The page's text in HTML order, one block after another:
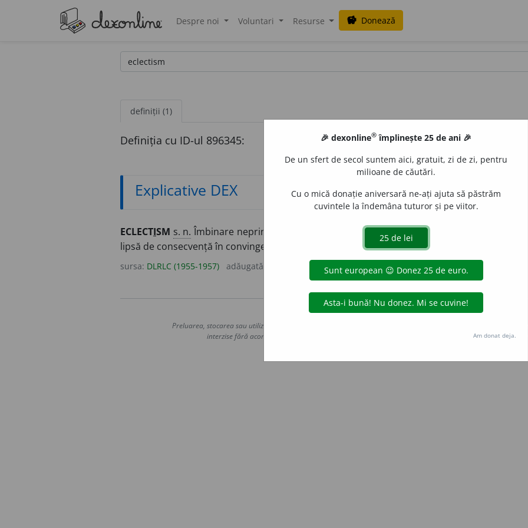
Despre noi Voluntari Resurse savings Donează
definiții (1)
Definiția cu ID-ul 896345:
Explicative DEX
ECLECTISM s. n. Îmbinare neprincipială, mecanică a unor puncte de vedere sau concepții
lipsă de consecvență în convingeri, în teorii.
sursa: DLRLC (1955-1957) adăugată de LauraGellner acțiuni
Copyright © 2004-2026 dexonline (https://dexonline.ro)
Preluarea, stocarea sau utilizarea datelor de pe acest site, inclusiv prin orice metode de extragere automată
interzise fără acordul nostru prealabil scris, cu excepția seturilor de date oferite oficial spre utilizare
🎉 dexonline® împlinește 25 de ani 🎉
De un sfert de secol suntem aici, gratuit, zi de zi, pentru
milioane de căutări.
Cu o mică donație aniversară ne-ați ajuta să păstrăm
cuvintele la îndemâna tuturor și pe viitor.
Am donat deja.